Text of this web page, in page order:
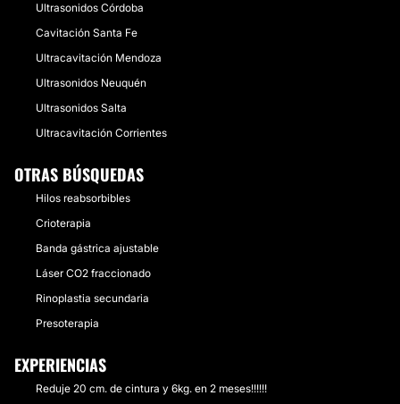
Ultrasonidos Córdoba
Cavitación Santa Fe
Ultracavitación Mendoza
Ultrasonidos Neuquén
Ultrasonidos Salta
Ultracavitación Corrientes
OTRAS BÚSQUEDAS
Hilos reabsorbibles
Crioterapia
Banda gástrica ajustable
Láser CO2 fraccionado
Rinoplastia secundaria
Presoterapia
EXPERIENCIAS
Reduje 20 cm. de cintura y 6kg. en 2 meses!!!!!!